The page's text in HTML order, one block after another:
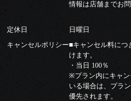
情報は店舗までお
定休日 日曜日
キャンセルポリシー■キャンセル料につ
けます。
・当日 100％
※プラン内にキャ
いる場合は、プラ
優先されます。